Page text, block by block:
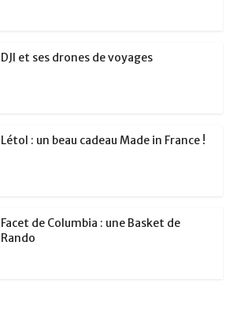
DJI et ses drones de voyages
Létol : un beau cadeau Made in France !
Facet de Columbia : une Basket de
Rando